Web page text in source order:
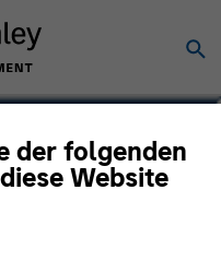
der folgenden
Website
Operating